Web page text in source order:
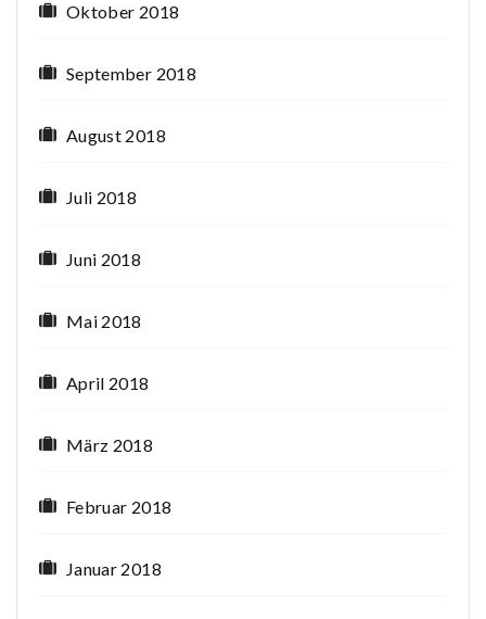
Oktober 2018
September 2018
August 2018
Juli 2018
Juni 2018
Mai 2018
April 2018
März 2018
Februar 2018
Januar 2018